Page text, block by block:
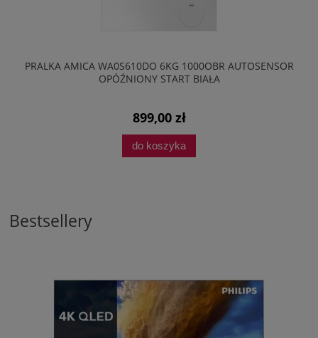
PRALKA AMICA WA0S610DO 6KG 1000OBR AUTOSENSOR
OPÓŹNIONY START BIAŁA
899,00 zł
do koszyka
Bestsellery